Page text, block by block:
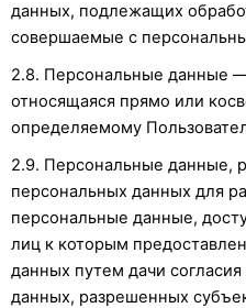
данных, подлежащих
совершаемые с
2.8. Персональные данные
относящаяся прямо или
определяемому
2.9. Персональные данные,
персональных данных для
персональные данные,
лиц к которым
данных путем дачи
данных, разрешенных